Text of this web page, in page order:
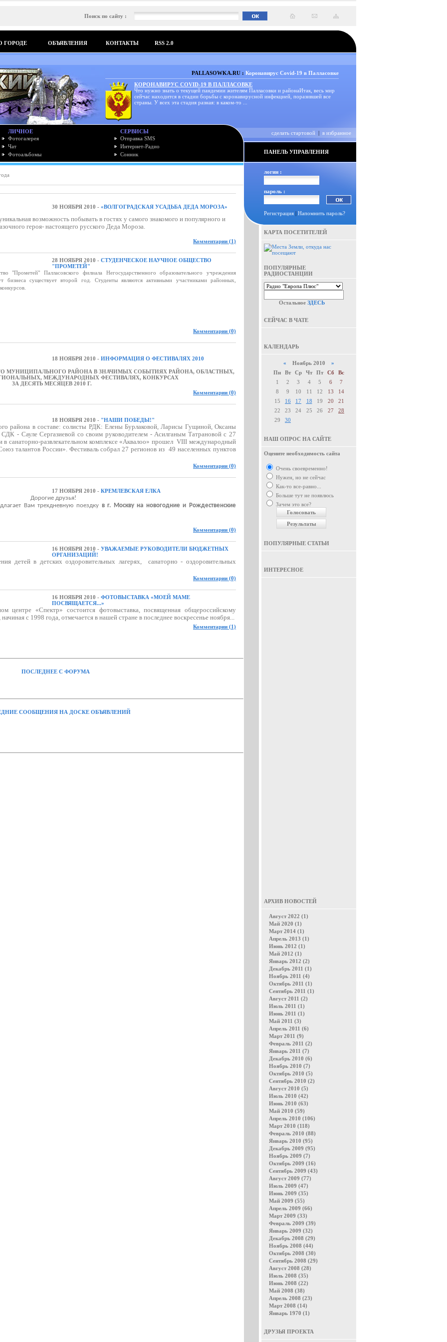
Поиск по сайту :
ГОРОДЕ ОБЪЯВЛЕНИЯ КОНТАКТЫ RSS 2.0
PALLASOWKA.RU : Коронавирус Covid-19 в Палласовке
КОРОНАВИРУС COVID-19 В ПАЛЛАСОВКЕ
Что нужно знать о текущей пандемии жителям Палласовки и районаИтак, весь мир
сейчас находится в стадии борьбы с коронавирусной инфекцией, поразившей все
страны. У всех эта стадия разная: в каком-то ...
ЛИЧНОЕ
Фотогалерея
Чат
Фотоальбомы
СЕРВИСЫ
Отправка SMS
Интернет-Радио
Сонник
сделать стартовой | в избранное
ПАНЕЛЬ УПРАВЛЕНИЯ
30 НОЯБРЯ 2010 - «ВОЛГОГРАДСКАЯ УСАДЬБА ДЕДА МОРОЗА»
возможность побывать в гостях у самого знакомого и популярного и
героя- настоящего русского Деда Мороза.
Комментарии (1)
28 НОЯБРЯ 2010 - СТУДЕНЧЕСКОЕ НАУЧНОЕ ОБЩЕСТВО
"ПРОМЕТЕЙ"
Палласовского филиала Негосударственного образовательного учреждения
бизнеса существует второй год. Студенты являются активными участниками районных,
Комментарии (0)
18 НОЯБРЯ 2010 - ИНФОРМАЦИЯ О ФЕСТИВАЛЯХ 2010
МУНИЦИПАЛЬНОГО РАЙОНА В ЗНАЧИМЫХ СОБЫТИЯХ РАЙОНА, ОБЛАСТНЫХ,
МЕЖДУНАРОДНЫХ ФЕСТИВАЛЯХ, КОНКУРСАХ
ЗА ДЕСЯТЬ МЕСЯЦЕВ 2010 Г.
Комментарии (0)
18 НОЯБРЯ 2010 - "НАШИ ПОБЕДЫ!"
района в составе: солисты РДК: Елены Бурлаковой, Ларисы Гущиной, Оксаны
- Сауле Сергазиевой со своим руководителем - Асилганым Татрановой с 27
санаторно-развлекательном комплексе «Аквалоо» прошел VIII международный
талантов России». Фестивальсобрал 27 регионов из 49 населенных пунктов
Комментарии (0)
17 НОЯБРЯ 2010 - КРЕМЛЕВСКАЯ ЕЛКА
Дорогие друзья!
Вам трехдневную поездку в г. Москву на новогодние и Рождественские
Комментарии (0)
16 НОЯБРЯ 2010 - УВАЖАЕМЫЕ РУКОВОДИТЕЛИ БЮДЖЕТНЫХ
ОРГАНИЗАЦИЙ!
детей в детских оздоровительных лагерях,
санаторно - оздоровительных
Комментарии (0)
16 НОЯБРЯ 2010 - ФОТОВЫСТАВКА «МОЕЙ МАМЕ
ПОСВЯЩАЕТСЯ...»
«Спектр» состоится фотовыставка, посвященная общероссийскому
с 1998 года, отмечается в нашей стране в последнее воскресенье ноября...
Комментарии (1)
ПОСЛЕДНЕЕ С ФОРУМА
СООБЩЕНИЯ НА ДОСКЕ ОБЪЯВЛЕНИЙ
логин :
пароль :
Регистрация | Напомнить пароль?
КАРТА ПОСЕТИТЕЛЕЙ
ПОПУЛЯРНЫЕ
РАДИОСТАНЦИИ
Остальное ЗДЕСЬ
СЕЙЧАС В ЧАТЕ
КАЛЕНДАРЬ
« Ноябрь 2010 »
Пн
Вт Ср Чт Пт Сб
Вс
1
2 3 4 5 6
7
8
9 10 11 12 13
14
15
16 17 18 19 20
21
22
23 24 25 26 27
28
29
30
НАШ ОПРОС НА САЙТЕ
Оцените необходимость сайта
Очень своевременно!
Нужен, но не сейчас
Как-то все-равно...
Больше тут не появлюсь
Зачем это все?
ПОПУЛЯРНЫЕ СТАТЬИ
ИНТЕРЕСНОЕ
АРХИВ НОВОСТЕЙ
Август 2022 (1)
Май 2020 (1)
Март 2014 (1)
Апрель 2013 (1)
Июнь 2012 (1)
Май 2012 (1)
Январь 2012 (2)
Декабрь 2011 (1)
Ноябрь 2011 (4)
Октябрь 2011 (1)
Сентябрь 2011 (1)
Август 2011 (2)
Июль 2011 (1)
Июнь 2011 (1)
Май 2011 (3)
Апрель 2011 (6)
Март 2011 (9)
Февраль 2011 (2)
Январь 2011 (7)
Декабрь 2010 (6)
Ноябрь 2010 (7)
Октябрь 2010 (5)
Сентябрь 2010 (2)
Август 2010 (5)
Июль 2010 (42)
Июнь 2010 (63)
Май 2010 (59)
Апрель 2010 (106)
Март 2010 (118)
Февраль 2010 (88)
Январь 2010 (95)
Декабрь 2009 (95)
Ноябрь 2009 (7)
Октябрь 2009 (16)
Сентябрь 2009 (43)
Август 2009 (77)
Июль 2009 (47)
Июнь 2009 (35)
Май 2009 (55)
Апрель 2009 (66)
Март 2009 (33)
Февраль 2009 (39)
Январь 2009 (32)
Декабрь 2008 (29)
Ноябрь 2008 (44)
Октябрь 2008 (30)
Сентябрь 2008 (29)
Август 2008 (28)
Июль 2008 (35)
Июнь 2008 (22)
Май 2008 (38)
Апрель 2008 (23)
Март 2008 (14)
Январь 1970 (1)
ДРУЗЬЯ ПРОЕКТА